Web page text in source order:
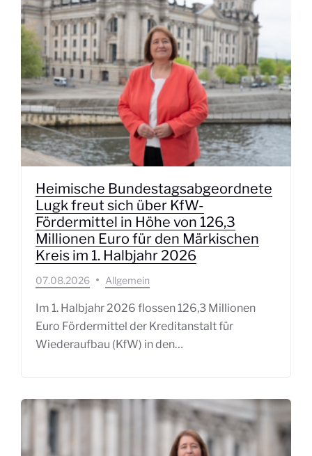
Heimische Bundestagsabgeordnete
Lugk freut sich über KfW-
Fördermittel in Höhe von 126,3
Millionen Euro für den Märkischen
Kreis im 1. Halbjahr 2026
07.08.2026 Allgemein
Im 1. Halbjahr 2026 flossen 126,3 Millionen
Euro Fördermittel der Kreditanstalt für
Wiederaufbau (KfW) in den…